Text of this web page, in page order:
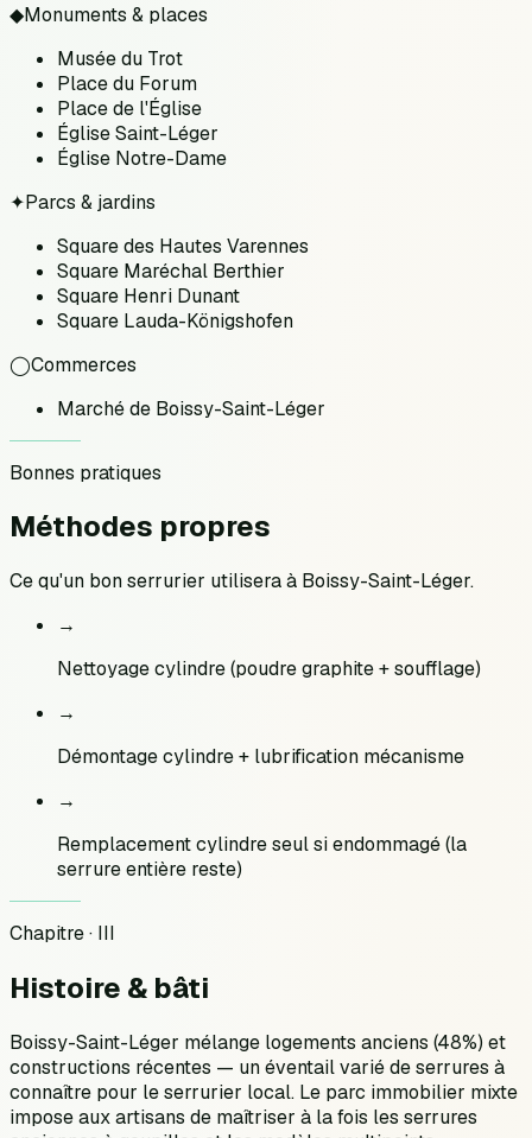
◆Monuments & places
Musée du Trot
Place du Forum
Place de l'Église
Église Saint-Léger
Église Notre-Dame
✦Parcs & jardins
Square des Hautes Varennes
Square Maréchal Berthier
Square Henri Dunant
Square Lauda-Königshofen
◯Commerces
Marché de Boissy-Saint-Léger
Bonnes pratiques
Méthodes propres
Ce qu'un bon serrurier utilisera à Boissy-Saint-Léger.
→
Nettoyage cylindre (poudre graphite + soufflage)
→
Démontage cylindre + lubrification mécanisme
→
Remplacement cylindre seul si endommagé (la
serrure entière reste)
Chapitre · III
Histoire & bâti
Boissy-Saint-Léger mélange logements anciens (48%) et
constructions récentes — un éventail varié de serrures à
connaître pour le serrurier local. Le parc immobilier mixte
impose aux artisans de maîtriser à la fois les serrures